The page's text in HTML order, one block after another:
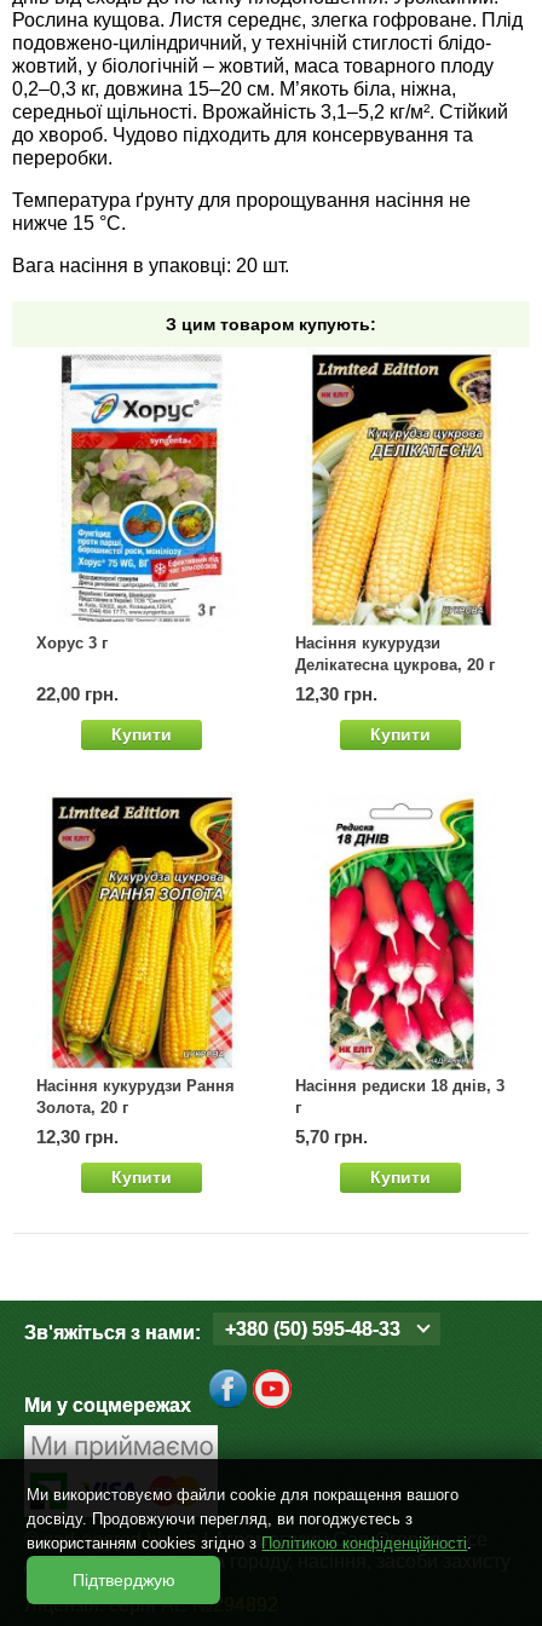
Рослина кущова. Листя середнє, злегка гофроване. Плід
подовжено-циліндричний, у технічній стиглості блідо-
жовтий, у біологічній – жовтий, маса товарного плоду
0,2–0,3 кг, довжина 15–20 см. М’якоть біла, ніжна,
середньої щільності. Врожайність 3,1–5,2 кг/м². Стійкий
до хвороб. Чудово підходить для консервування та
переробки.
Температура ґрунту для пророщування насіння не
нижче 15 °C.
Вага насіння в упаковці: 20 шт.
З цим товаром купують:
Хорус 3 г
22,00 грн.
Купити
Насіння кукурудзи
Делікатесна цукрова, 20 г
12,30 грн.
Купити
Насіння кукурудзи Рання
Золота, 20 г
12,30 грн.
Купити
Насіння редиски 18 днів, 3
г
5,70 грн.
Купити
Зв'яжіться з нами: +380 (50) 595-48-33
Ми у соцмережах
©sad-ogorod.biz.ua | Агромагазин Сад-Огород - все
для дому, дачі, саду та городу, насіння, засоби захисту
рослин. 2004 - 2026
Ліцензія: серія АЕ №294892
Семена сидератов
Семена табака
Семена томатов
Семена газонной травы
Семена тыквы, патиссона
Семена фасоли
Семена цветов
Семена шпината
Семена щавеля
Средства защиты от мух
Средства защиты от моли
Средства защиты от капустницы
Средства защиты от кротов
Средства защиты от грызунов
Препараты для септиков, выгребных ям и
Хозяйственные товары
Средства защиты растений
Лидеры продаж
Купить семена - хиты продаж
Архив
Ми використовуємо файли cookie для покращення вашого
досвіду. Продовжуючи перегляд, ви погоджуєтесь з
використанням cookies згідно з Політикою конфіденційності.
Підтверджую